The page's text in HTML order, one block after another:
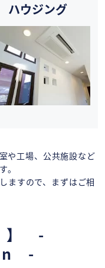
ハウジング
や工場、公共施設など
。
ますので、まずはご相
】 -
-